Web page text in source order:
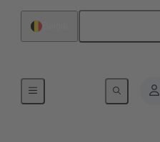
Moederbord naar